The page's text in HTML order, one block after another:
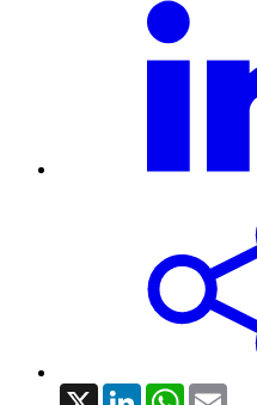
X LinkedInWhatsApp